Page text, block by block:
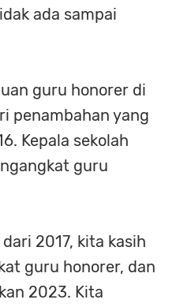
ada sampai
guru honorer di
penambahan yang
Kepala sekolah
guru
2017, kita kasih
guru honorer, dan
2023. Kita